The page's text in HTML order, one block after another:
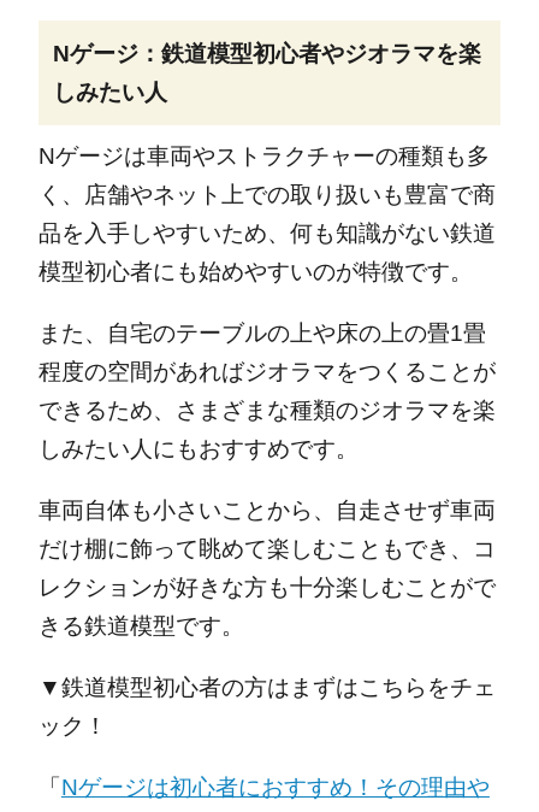
Nゲージ：鉄道模型初心者やジオラマを楽
しみたい人
Nゲージは車両やストラクチャーの種類も多
く、店舗やネット上での取り扱いも豊富で商
品を入手しやすいため、何も知識がない鉄道
模型初心者にも始めやすいのが特徴です。
また、自宅のテーブルの上や床の上の畳1畳
程度の空間があればジオラマをつくることが
できるため、さまざまな種類のジオラマを楽
しみたい人にもおすすめです。
車両自体も小さいことから、自走させず車両
だけ棚に飾って眺めて楽しむこともでき、コ
レクションが好きな方も十分楽しむことがで
きる鉄道模型です。
▼鉄道模型初心者の方はまずはこちらをチェ
ック！
「 Nゲージは初心者におすすめ！その理由や